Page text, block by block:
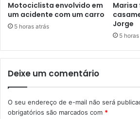
Motociclista envolvido em
um acidente com um carro
5 horas atrás
Marisa
Jorge
5
Deixe um comentário
O seu endereço de e-mail não será
obrigatórios são marcados com *